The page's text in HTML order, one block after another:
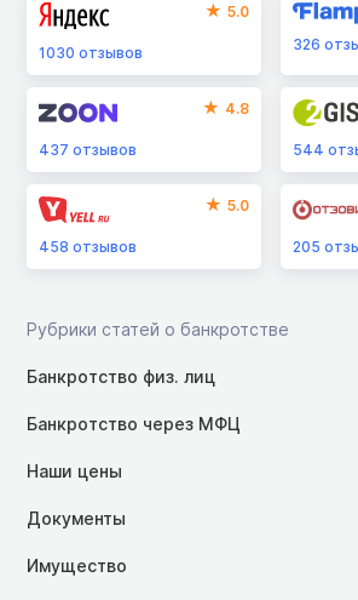
5.0
1030 отзывов
326
4.8
437 отзывов 544
5.0
458 отзывов 205
Рубрики статей о банкротстве
Банкротство физ. лиц
Банкротство через МФЦ
Наши цены
Документы
Имущество